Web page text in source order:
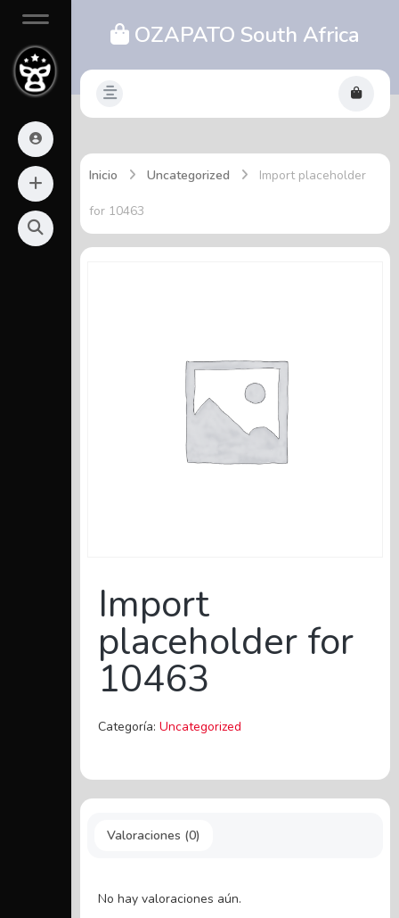
OZAPATO South Africa
Inicio Uncategorized Import placeholder
for 10463
Import
placeholder for
10463
Categoría: Uncategorized
Valoraciones (0)
No hay valoraciones aún.